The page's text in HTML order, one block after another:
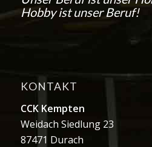
Hobby ist unser Beruf!
KONTAKT
CCK Kempten
Weidach Siedlung 23
87471 Durach